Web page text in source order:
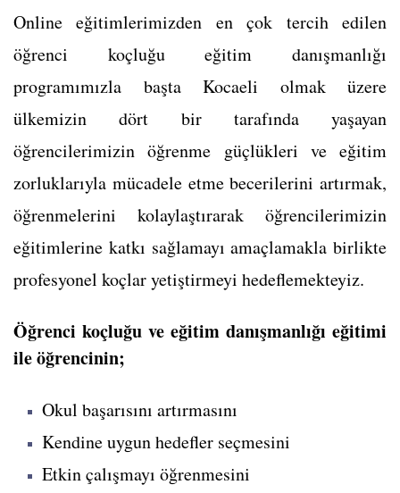
Online eğitimlerimizden en çok tercih edilen
öğrenci koçluğu eğitim danışmanlığı
programımızla başta Kocaeli olmak üzere
ülkemizin dört bir tarafında yaşayan
öğrencilerimizin öğrenme güçlükleri ve eğitim
zorluklarıyla mücadele etme becerilerini artırmak,
öğrenmelerini kolaylaştırarak öğrencilerimizin
eğitimlerine katkı sağlamayı amaçlamakla birlikte
profesyonel koçlar yetiştirmeyi hedeflemekteyiz.
Öğrenci koçluğu ve eğitim danışmanlığı eğitimi
ile öğrencinin;
Okul başarısını artırmasını
Kendine uygun hedefler seçmesini
Etkin çalışmayı öğrenmesini